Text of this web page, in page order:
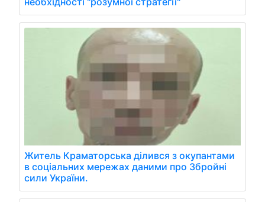
Житель Краматорська ділився з окупантами
в соціальних мережах даними про Збройні
сили України.